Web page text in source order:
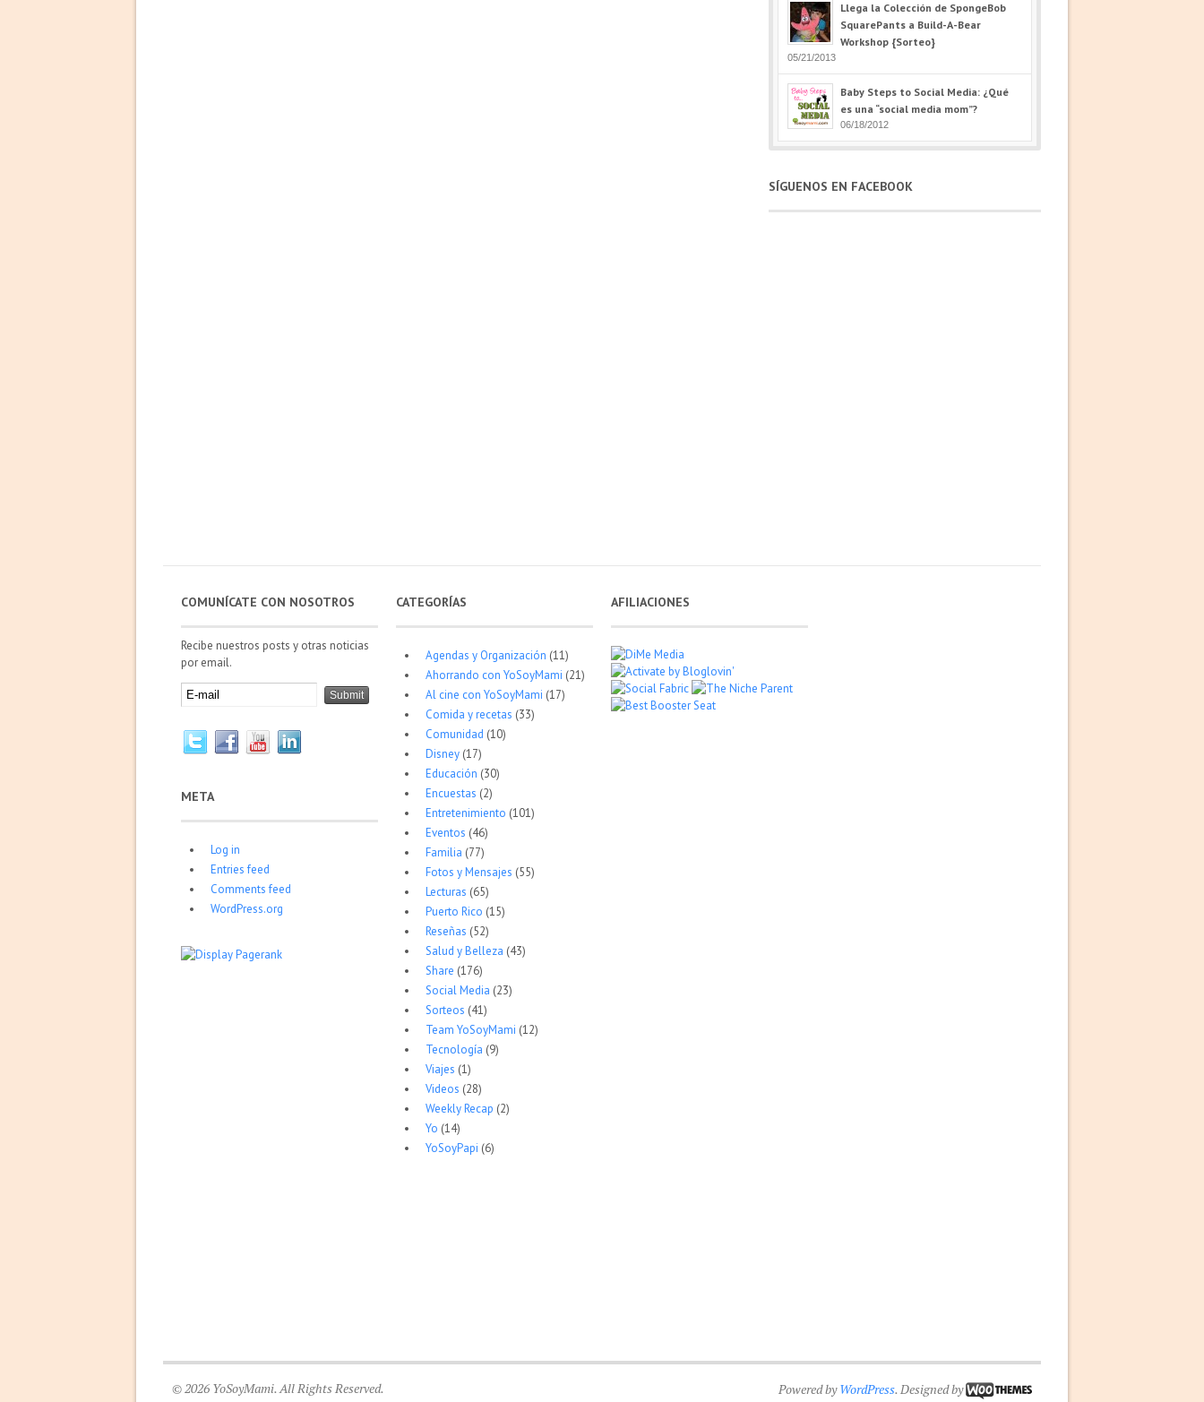
Llega la Colección de SpongeBob
SquarePants a Build-A-Bear
Workshop {Sorteo}
05/21/2013
Baby Steps to Social Media: ¿Qué
es una “social media mom”?
06/18/2012
SÍGUENOS EN FACEBOOK
COMUNÍCATE CON NOSOTROS
Recibe nuestros posts y otras noticias
por email.
META
Log in
Entries feed
Comments feed
WordPress.org
CATEGORÍAS
Agendas y Organización (11)
Ahorrando con YoSoyMami (21)
Al cine con YoSoyMami (17)
Comida y recetas (33)
Comunidad (10)
Disney(17)
Educación (30)
Encuestas (2)
Entretenimiento (101)
Eventos (46)
Familia (77)
Fotos y Mensajes (55)
Lecturas (65)
Puerto Rico (15)
Reseñas (52)
Salud y Belleza (43)
Share (176)
Social Media (23)
Sorteos (41)
Team YoSoyMami (12)
Tecnología (9)
Viajes (1)
Videos (28)
Weekly Recap (2)
Yo (14)
YoSoyPapi (6)
AFILIACIONES
© 2026 YoSoyMami. All Rights Reserved. Powered byWordPress. Designed by